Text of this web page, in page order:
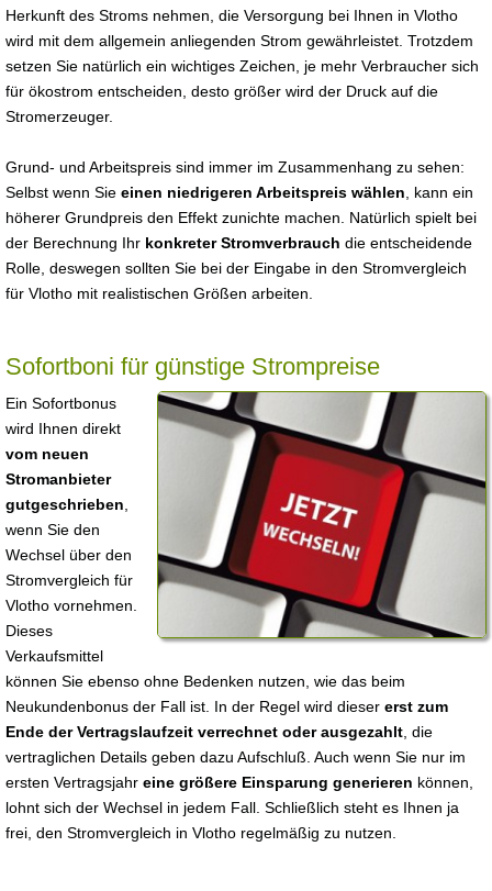
Herkunft des Stroms nehmen, die Versorgung bei Ihnen in Vlotho
wird mit dem allgemein anliegenden Strom gewährleistet. Trotzdem
setzen Sie natürlich ein wichtiges Zeichen, je mehr Verbraucher sich
für ökostrom entscheiden, desto größer wird der Druck auf die
Stromerzeuger.
Grund- und Arbeitspreis sind immer im Zusammenhang zu sehen:
Selbst wenn Sie einen niedrigeren Arbeitspreis wählen , kann ein
höherer Grundpreis den Effekt zunichte machen. Natürlich spielt bei
der Berechnung Ihr konkreter Stromverbrauch die entscheidende
Rolle, deswegen sollten Sie bei der Eingabe in den Stromvergleich
für Vlotho mit realistischen Größen arbeiten.
Sofortboni für günstige Strompreise
Ein Sofortbonus
wird Ihnen direkt
vom neuen
Stromanbieter
gutgeschrieben
wenn Sie den
Wechsel über den
Stromvergleich für
Vlotho vornehmen.
Dieses
Verkaufsmittel
können Sie ebenso ohne Bedenken nutzen, wie das beim
Neukundenbonus der Fall ist. In der Regel wird dieser erst zum
Ende der Vertragslaufzeit verrechnet oder ausgezahlt , die
vertraglichen Details geben dazu Aufschluß. Auch wenn Sie nur im
ersten Vertragsjahr eine größere Einsparung generieren können,
lohnt sich der Wechsel in jedem Fall. Schließlich steht es Ihnen ja
frei, den Stromvergleich in Vlotho regelmäßig zu nutzen.